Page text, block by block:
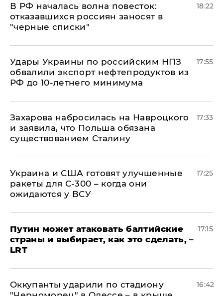
​В РФ началась волна повесток:
отказавшихся россиян заносят в
"черные списки"
18:22
Удары Украины по российским НПЗ
обвалили экспорт нефтепродуктов из
РФ до 10-летнего минимума
17:55
​Захарова набросилась на Навроцкого
и заявила, что Польша обязана
существованием Сталину
17:33
Украина и США готовят улучшенные
ракеты для С-300 – когда они
ожидаются у ВСУ
17:25
Путин может атаковать балтийские
страны и выбирает, как это сделать, –
LRT
17:15
Оккупанты ударили по стадиону
16:42